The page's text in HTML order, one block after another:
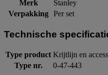
Merk
Stanley
Verpakking Per set
Technische
Type product Krijtlijn en
Type nr.
0-47-443